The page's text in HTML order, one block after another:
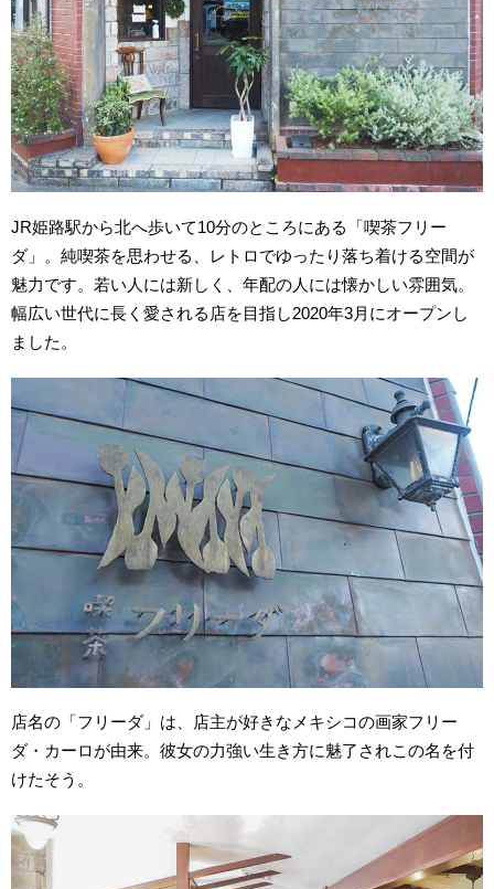
JR姫路駅から北へ歩いて10分のところにある「喫茶フリー
ダ」。純喫茶を思わせる、レトロでゆったり落ち着ける空間が
魅力です。若い人には新しく、年配の人には懐かしい雰囲気。
幅広い世代に長く愛される店を目指し2020年3月にオープンし
ました。
店名の「フリーダ」は、店主が好きなメキシコの画家フリー
ダ・カーロが由来。彼女の力強い生き方に魅了されこの名を付
けたそう。